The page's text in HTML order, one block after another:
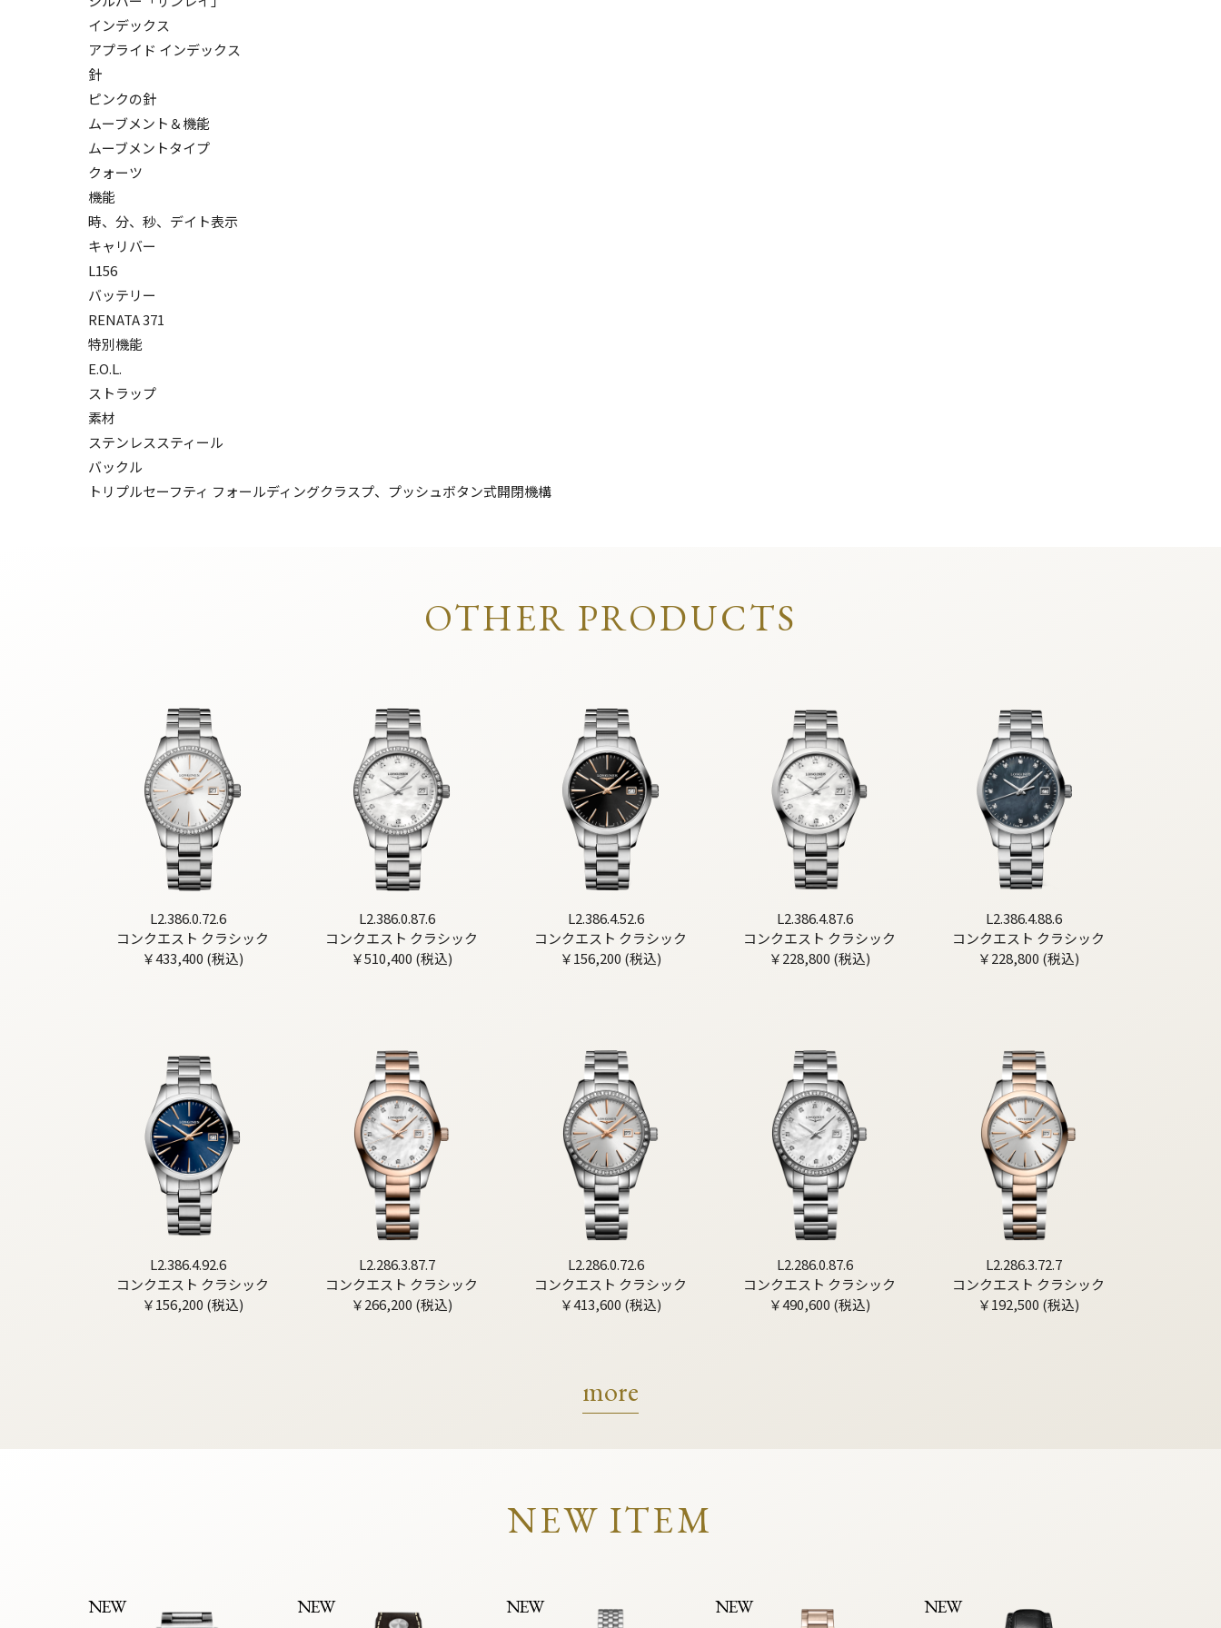
インデックス
アプライド インデックス
針
ピンクの針
ムーブメント＆機能
ムーブメントタイプ
クォーツ
機能
時、分、秒、デイト表示
キャリバー
L156
バッテリー
RENATA 371
特別機能
E.O.L.
ストラップ
素材
ステンレススティール
バックル
トリプルセーフティ フォールディングクラスプ、プッシュボタン式開閉機構
OTHER PRODUCTS
L2.386.0.72.6
コンクエスト クラシック
￥433,400 (税込)
L2.386.0.87.6
コンクエスト クラシック
￥510,400 (税込)
L2.386.4.52.6
コンクエスト クラシック
￥156,200 (税込)
L2.386.4.87.6
コンクエスト クラシック
￥228,800 (税込)
L2.386.4.88.6
コンクエスト クラシック
￥228,800 (税込)
L2.386.4.92.6
コンクエスト クラシック
￥156,200 (税込)
L2.286.3.87.7
コンクエスト クラシック
￥266,200 (税込)
L2.286.0.72.6
コンクエスト クラシック
￥413,600 (税込)
L2.286.0.87.6
コンクエスト クラシック
￥490,600 (税込)
L2.286.3.72.7
コンクエスト クラシック
￥192,500 (税込)
more
NEW ITEM
NEW NEW NEW NEW NEW